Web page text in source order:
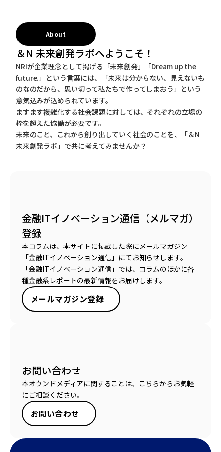
About
＆N 未来創発ラボへようこそ！
NRIが企業理念として掲げる「未来創発」「Dream up the
future.」という言葉には、「未来は分からない、見えないも
のなのだから、思い切って私たちで作ってしまおう」という
意気込みが込められています。
ますます複雑化する社会課題に対しては、それぞれの立場の
枠を超えた協働が必要です。
未来のこと、これから創り出していく社会のことを、「＆N
未来創発ラボ」で共に考えてみませんか？
金融ITイノベーション通信（メルマガ）
登録
本コラムは、本サイトに掲載した際にメールマガジン
「金融ITイノベーション通信」にてお知らせします。
「金融ITイノベーション通信」では、コラムのほかに各
種金融系レポートの最新情報をお届けします。
メールマガジン登録
お問い合わせ
本オウンドメディアに関することは、こちらからお気軽
にご相談ください。
お問い合わせ